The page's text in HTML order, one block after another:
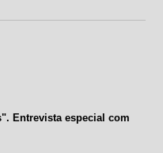
Entrevista especial com